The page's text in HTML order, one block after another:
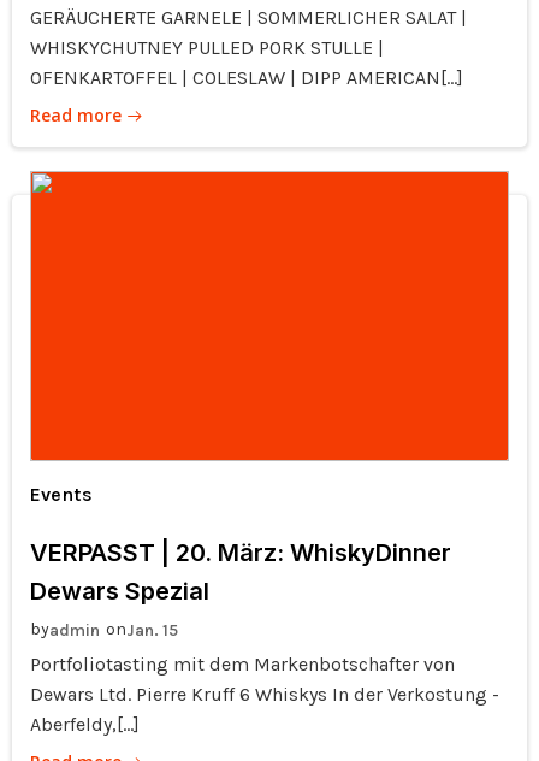
GERÄUCHERTE GARNELE | SOMMERLICHER SALAT |
WHISKYCHUTNEY PULLED PORK STULLE |
OFENKARTOFFEL | COLESLAW | DIPP AMERICAN[…]
Read more
Events
VERPASST | 20. März: WhiskyDinner
Dewars Spezial
byadmin onJan. 15
Portfoliotasting mit dem Markenbotschafter von
Dewars Ltd. Pierre Kruff 6 Whiskys In der Verkostung -
Aberfeldy,[…]